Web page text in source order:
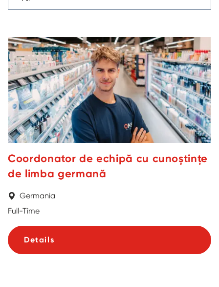
Coordonator de echipă cu cunoștințe
de limba germană
Germania
Full-Time
Details